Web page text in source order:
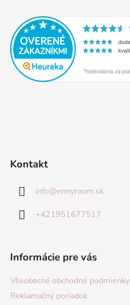
Kontakt
info@ennyroom.sk
+421951677517
Informácie pre vás
Všeobecné obchodné podmienky
Reklamačný poriadok